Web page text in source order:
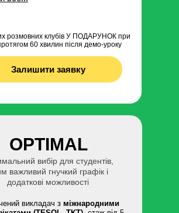
OPTIMAL
викладач з міжнародними
вибір для студентів,
важливий гнучкий графік і
додаткові можливості
розмовних клубів У ПОДАРУНОК при
60 хвилин після демо-уроку
Залишити заявку